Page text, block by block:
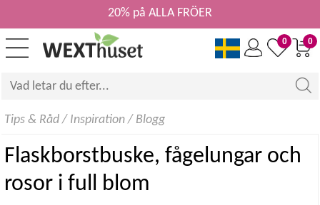
0
0
20% på ALLA FRÖER
Tips & Råd/ Inspiration/ Blogg
Flaskborstbuske, fågelungar och
rosor i full blom